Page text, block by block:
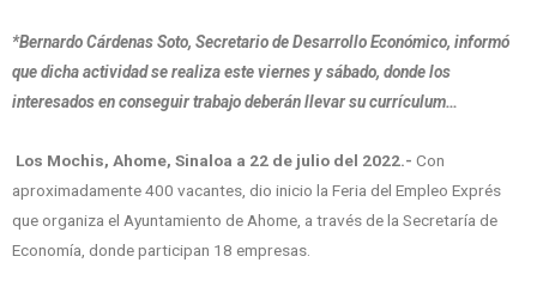
*Bernardo Cárdenas Soto, Secretario de Desarrollo Económico, informó
que dicha actividad se realiza este viernes y sábado, donde los
interesados en conseguir trabajo deberán llevar su currículum…
Los Mochis, Ahome, Sinaloa a 22 de julio del 2022.- Con
aproximadamente 400 vacantes, dio inicio la Feria del Empleo Exprés
que organiza el Ayuntamiento de Ahome, a través de la Secretaría de
Economía, donde participan 18 empresas.